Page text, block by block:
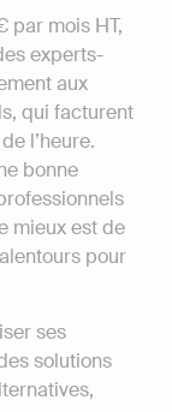
par mois HT,
experts-
aux
qui facturent
l’heure.
bonne
mieux est de
pour
ses
solutions